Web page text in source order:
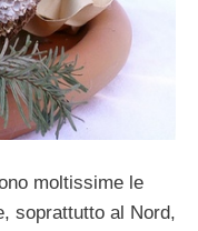
mol­tissime le
soprattutto al Nord,